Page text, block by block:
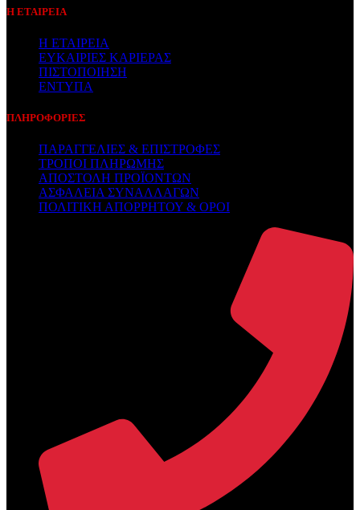
Η ΕΤΑΙΡΕΙΑ
Η ΕΤΑΙΡΕΙΑ
ΕΥΚΑΙΡΙΕΣ ΚΑΡΙΕΡΑΣ
ΠΙΣΤΟΠΟΙΗΣΗ
ΕΝΤΥΠΑ
ΠΛΗΡΟΦΟΡΙΕΣ
ΠΑΡΑΓΓΕΛΙΕΣ & ΕΠΙΣΤΡΟΦΕΣ
ΤΡΟΠΟΙ ΠΛΗΡΩΜΗΣ
ΑΠΟΣΤΟΛΗ ΠΡΟΪΟΝΤΩΝ
ΑΣΦΑΛΕΙΑ ΣΥΝΑΛΛΑΓΩΝ
ΠΟΛΙΤΙΚΗ ΑΠΟΡΡΗΤΟΥ & ΟΡΟΙ